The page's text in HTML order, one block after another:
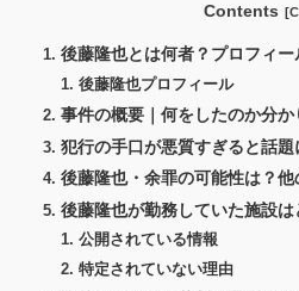
Contents
後藤隆也とは何者？プロフィー
後藤隆也プロフィール
事件の概要｜何をしたのか分
犯行の手口が悪質すぎると話題
後藤隆也・余罪の可能性は？
後藤隆也が勤務していた施設は
公開されている情報
特定されていない理由